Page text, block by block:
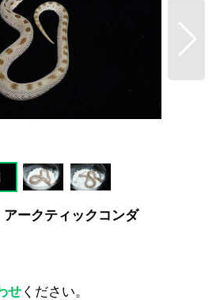
ークティックコンダ
せください。